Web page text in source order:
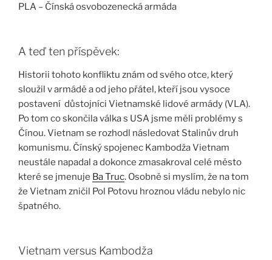
PLA – Čínská osvobozenecká armáda
A teď ten příspěvek:
Historii tohoto konfliktu znám od svého otce, který
sloužil v armádě a od jeho přátel, kteří jsou vysoce
postavení důstojníci Vietnamské lidové armády (VLA).
Po tom co skončila válka s USA jsme měli problémy s
Čínou. Vietnam se rozhodl následovat Stalinův druh
komunismu. Čínský spojenec Kambodža Vietnam
neustále napadal a dokonce zmasakroval celé město
které se jmenuje Ba Truc. Osobně si myslím, že na tom
že Vietnam zničil Pol Potovu hroznou vládu nebylo nic
špatného.
Vietnam versus Kambodža